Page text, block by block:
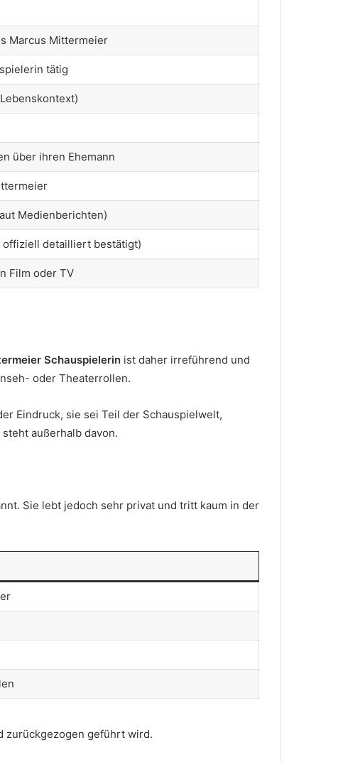
Marcus Mittermeier
tätig
über ihren Ehemann
Medienberichten)
offiziell detailliert bestätigt)
Film oder TV
Schauspielerin ist daher irreführend und
oder Theaterrollen.
Eindruck, sie sei Teil der Schauspielwelt,
außerhalb davon.
Sie lebt jedoch sehr privat und tritt kaum in der
zurückgezogen geführt wird.